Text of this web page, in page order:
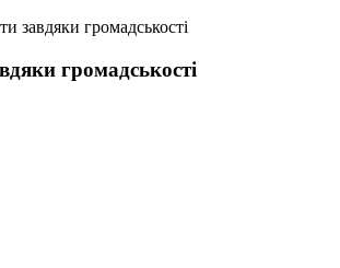
завдяки громадськості
громадськості